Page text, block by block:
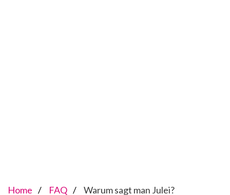
Home FAQ Warum sagt man Julei?